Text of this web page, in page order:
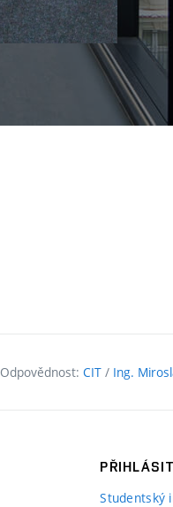
Odpovědnost: CIT / Ing.
Studentský